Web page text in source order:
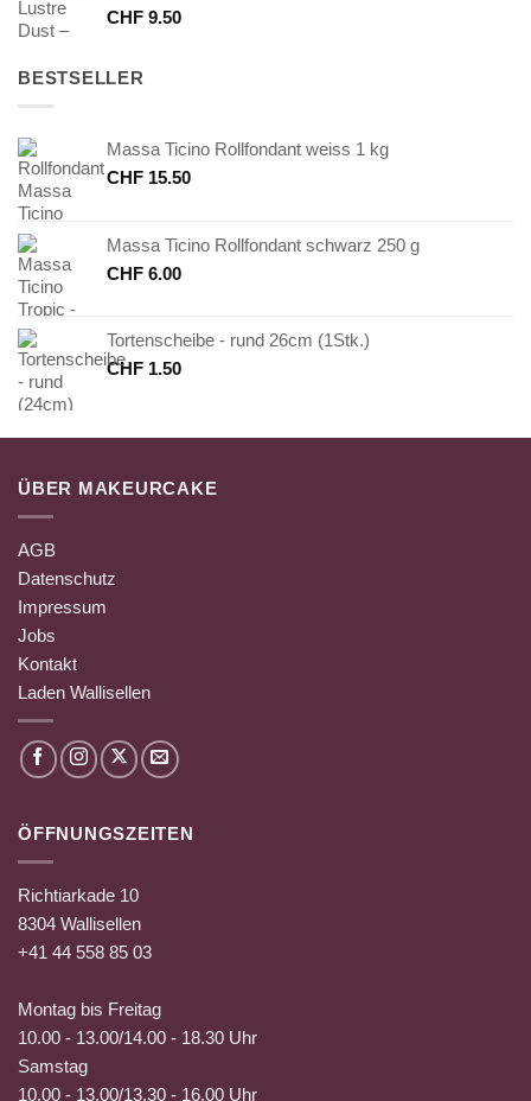
CHF 9.50
BESTSELLER
Massa Ticino Rollfondant weiss 1 kg
CHF 15.50
Massa Ticino Rollfondant schwarz 250 g
CHF 6.00
Tortenscheibe - rund 26cm (1Stk.)
CHF 1.50
ÜBER MAKEURCAKE
AGB
Datenschutz
Impressum
Jobs
Kontakt
Laden Wallisellen
ÖFFNUNGSZEITEN
Richtiarkade 10
8304 Wallisellen
+41 44 558 85 03
Montag bis Freitag
10.00 - 13.00/14.00 - 18.30 Uhr
Samstag
10.00 - 13.00/13.30 - 16.00 Uhr